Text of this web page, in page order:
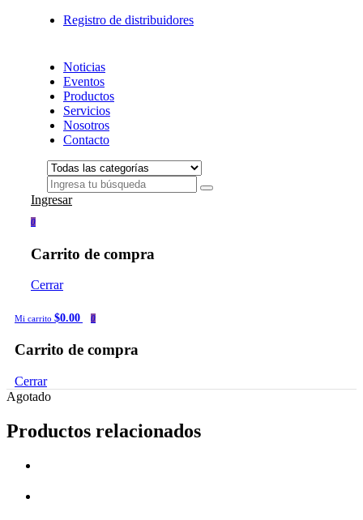
Registro de distribuidores
Noticias
Eventos
Productos
Servicios
Nosotros
Contacto
Ingresar
0
Carrito de compra
Cerrar
Mi carrito $0.00 0
Carrito de compra
Cerrar
Agotado
Productos relacionados